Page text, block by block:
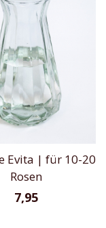
Evita | für 10-20
Rosen
7,95